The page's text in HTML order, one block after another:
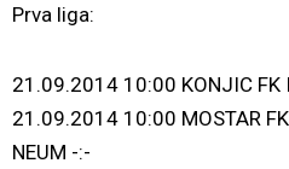
Prva liga:
21.09.2014 10:00 KONJIC FK
21.09.2014 10:00 MOSTAR
NEUM -:-